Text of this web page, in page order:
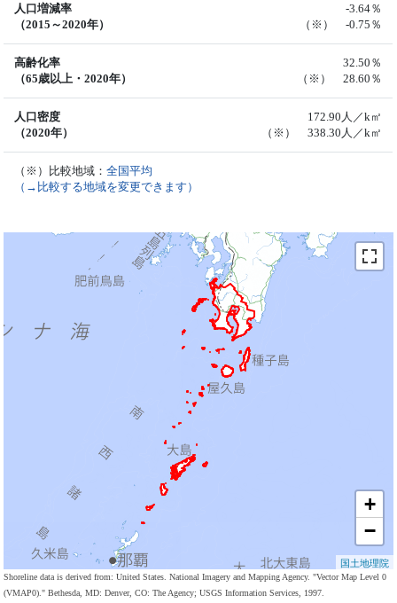
人口増減率
（2015～2020年）
-3.64％
（※） -0.75％
高齢化率
（65歳以上・2020年）
32.50％
（※） 28.60％
人口密度
（2020年）
172.90人／k㎡
（※） 338.30人／k㎡
（※）比較地域：全国平均
（→比較する地域を変更できます）
+
−
国土地理院
Shoreline data is derived from: United States. National Imagery and Mapping Agency. "Vector Map Level 0
(VMAP0)." Bethesda, MD: Denver, CO: The Agency; USGS Information Services, 1997.